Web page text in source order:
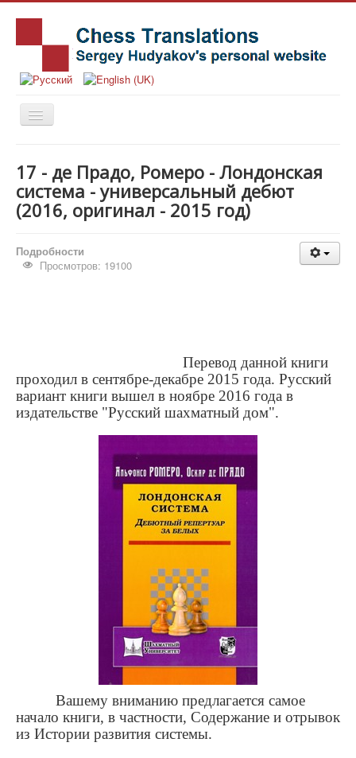
Книги
Новости
История
17 - де Прадо, Ромеро - Лондонская
система - универсальный дебют
(2016, оригинал - 2015 год)
Подробности
Просмотров: 19100
Перевод данной книги
проходил в сентябре-декабре 2015 года. Русский
вариант книги вышел в ноябре 2016 года в
издательстве "Русский шахматный дом".
Вашему вниманию предлагается самое
начало книги, в частности, Содержание и отрывок
из Истории развития системы.